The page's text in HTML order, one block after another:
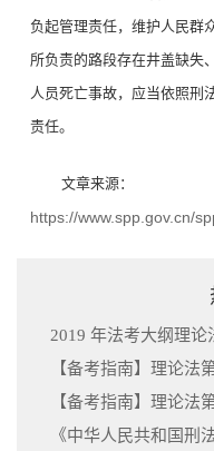
负起管理责任，维护人民群
所负责的路段存在井盖缺失
人员死亡事故，应当依照刑
责任。
文章来源：
https://www.spp.gov.cn/
2019 年法考大纲理论
【备考指南】理论法
【备考指南】理论法
《中华人民共和国刑